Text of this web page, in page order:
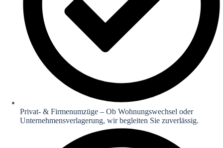
Privat- & Firmenumzüge – Ob Wohnungswechsel oder
Unternehmensverlagerung, wir begleiten Sie zuverlässig.